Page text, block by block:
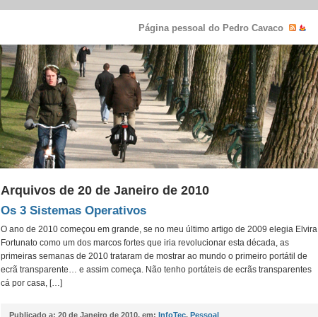
Página pessoal do Pedro Cavaco
Arquivos de 20 de Janeiro de 2010
Os 3 Sistemas Operativos
O ano de 2010 começou em grande, se no meu último artigo de 2009 elegia Elvira
Fortunato como um dos marcos fortes que iria revolucionar esta década, as
primeiras semanas de 2010 trataram de mostrar ao mundo o primeiro portátil de
ecrã transparente… e assim começa. Não tenho portáteis de ecrãs transparentes
cá por casa, […]
Publicado a: 20 de Janeiro de 2010, em: InfoTec, Pessoal